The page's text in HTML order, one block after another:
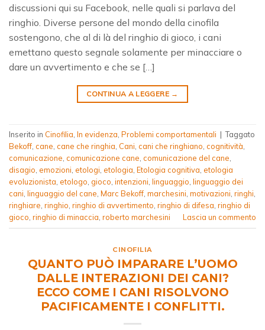
discussioni qui su Facebook, nelle quali si parlava del
ringhio. Diverse persone del mondo della cinofila
sostengono, che al di là del ringhio di gioco, i cani
emettano questo segnale solamente per minacciare o
dare un avvertimento e che se […]
CONTINUA A LEGGERE →
Inserito in Cinofilia, In evidenza, Problemi comportamentali | Taggato
Bekoff, cane, cane che ringhia, Cani, cani che ringhiano, cognitività,
comunicazione, comunicazione cane, comunicazione del cane,
disagio, emozioni, etologi, etologia, Etologia cognitiva, etologia
evoluzionista, etologo, gioco, intenzioni, linguaggio, linguaggio dei
cani, linguaggio del cane, Marc Bekoff, marchesini, motivazioni, ringhi,
ringhiare, ringhio, ringhio di avvertimento, ringhio di difesa, ringhio di
gioco, ringhio di minaccia, roberto marchesini Lascia un commento
CINOFILIA
QUANTO PUÒ IMPARARE L’UOMO
DALLE INTERAZIONI DEI CANI?
ECCO COME I CANI RISOLVONO
PACIFICAMENTE I CONFLITTI.